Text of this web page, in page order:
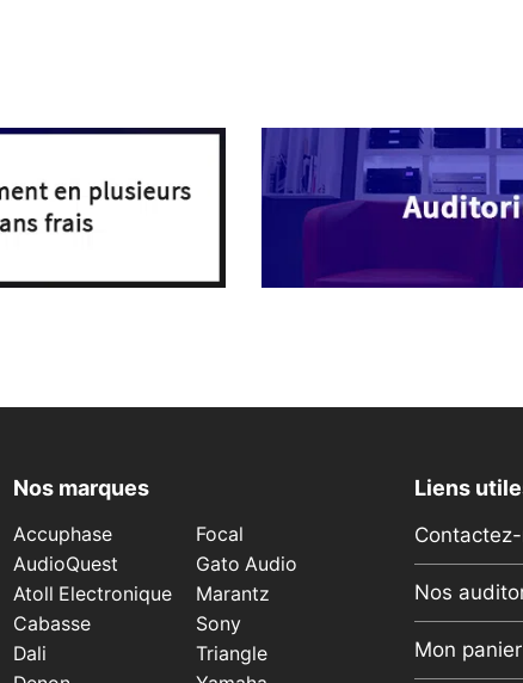
Nos marques
Accuphase
AudioQuest
Atoll Electronique
Cabasse
Dali
Focal
Gato Audio
Marantz
Sony
Triangle
Liens
Nos
Mon panier